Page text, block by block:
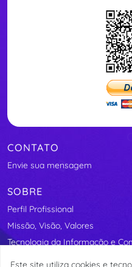
CONTATO
Envie sua mensagem
SOBRE
Perfil Profissional
Missão, Visão, Valores
Tecnologia da Informação e
Segurança Elétrica
Este site utiliza cookies e